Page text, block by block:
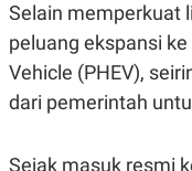
M
E
D
I
.
Selain memperkuat
peluang ekspansi
Vehicle (PHEV),
dari pemerintah
Sejak masuk resmi